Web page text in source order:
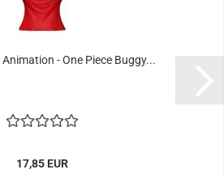
Ani­ma­ti­on - One Piece Buggy...
17,85 EUR